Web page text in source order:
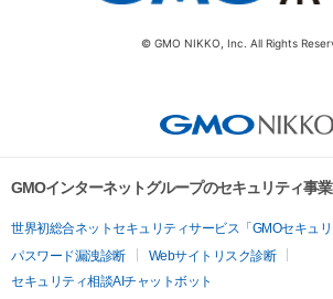
© GMO NIKKO, Inc. All Rights
GMOインターネットグループのセキュリティ事
世界初総合ネットセキュリティサービス「GMOセキュリ
パスワード漏洩診断
Webサイトリスク診断
セキュリティ相談AIチャットボット